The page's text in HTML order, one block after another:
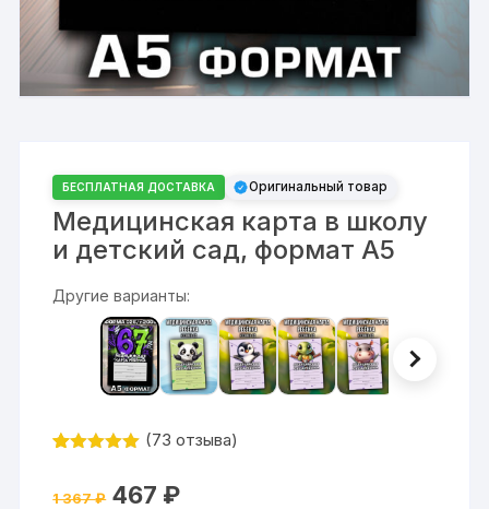
БЕСПЛАТНАЯ ДОСТАВКА Оригинальный товар
Медицинская карта в школу
и детский сад, формат А5
Другие варианты:
на основе
(73 отзыва)
1 367₽ Первоначальная
467 ₽Текущая